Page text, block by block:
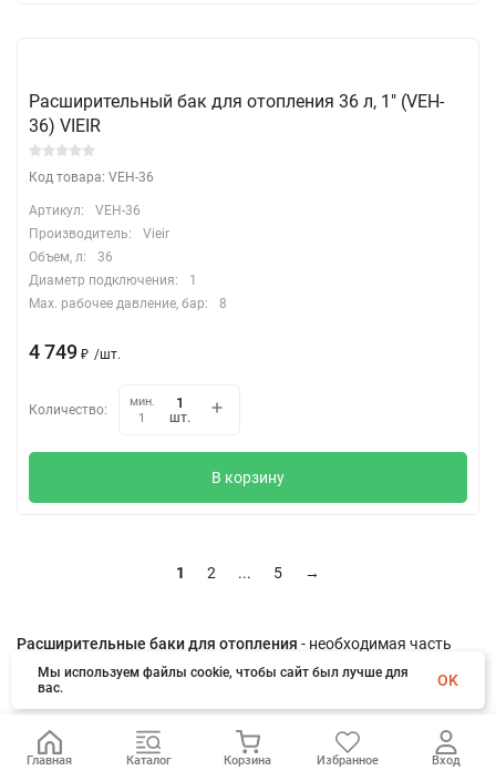
Расширительный бак для отопления 36 л, 1″ (VEH-
36) VIEIR
Код товара: VEH-36
Артикул:
VEH-36
Производитель:
Vieir
Объем, л:
36
Диаметр подключения:
1
Max. рабочее давление, бар:
8
4 749 ₽ /шт.
Количество:
мин.
1
шт.
В корзину
1 2 ... 5 →
Расширительные баки для отопления - необходимая часть
системы отопления, предназначенная для компенсации
температурных колебаний, обеспечивая стабильное и
безопасное функционирование системы. У нас вы найдете
Главная Каталог Корзина Избранное Вход
Мы используем файлы cookie, чтобы сайт был лучше для
вас.
OK